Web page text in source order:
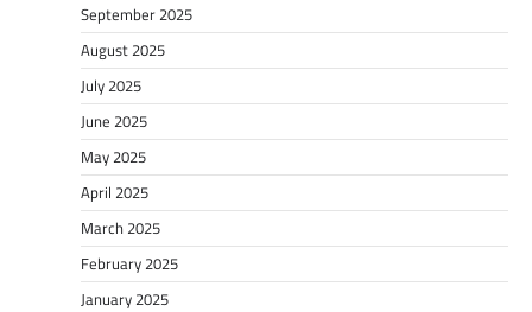
September 2025
August 2025
July 2025
June 2025
May 2025
April 2025
March 2025
February 2025
January 2025